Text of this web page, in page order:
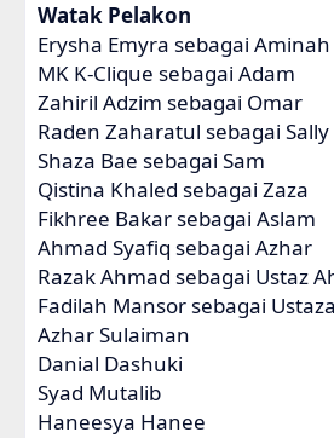
Watak Pelakon
Erysha Emyra sebagai Aminah
MK K-Clique sebagai Adam
Zahiril Adzim sebagai Omar
Raden Zaharatul sebagai Sally
Shaza Bae sebagai Sam
Qistina Khaled sebagai Zaza
Fikhree Bakar sebagai Aslam
Ahmad Syafiq sebagai Azhar
Razak Ahmad sebagai Ustaz
Fadilah Mansor sebagai
Azhar Sulaiman
Danial Dashuki
Syad Mutalib
Haneesya Hanee